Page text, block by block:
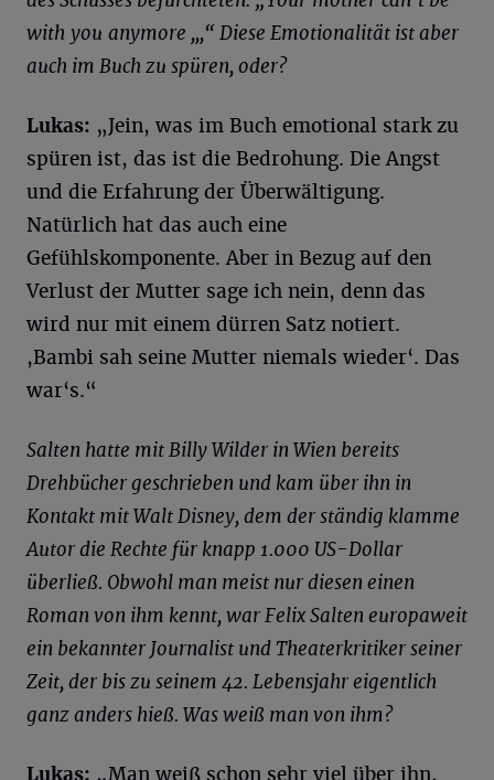
with you anymore ,,,“ Diese Emotionalität ist aber
auch im Buch zu spüren, oder?
Lukas: „Jein, was im Buch emotional stark zu
spüren ist, das ist die Bedrohung. Die Angst
und die Erfahrung der Überwältigung.
Natürlich hat das auch eine
Gefühlskomponente. Aber in Bezug auf den
Verlust der Mutter sage ich nein, denn das
wird nur mit einem dürren Satz notiert.
,Bambi sah seine Mutter niemals wieder‘. Das
war‘s.“
Salten hatte mit Billy Wilder in Wien bereits
Drehbücher geschrieben und kam über ihn in
Kontakt mit Walt Disney, dem der ständig klamme
Autor die Rechte für knapp 1.000 US-Dollar
überließ. Obwohl man meist nur diesen einen
Roman von ihm kennt, war FelixSalten europaweit
ein bekannter Journalist und Theaterkritiker seiner
Zeit, der bis zu seinem 42. Lebensjahr eigentlich
ganz anders hieß. Was weiß man von ihm?
Lukas: „Man weiß schon sehr viel über ihn,